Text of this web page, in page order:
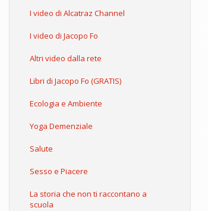
I video di Alcatraz Channel
I video di Jacopo Fo
Altri video dalla rete
Libri di Jacopo Fo (GRATIS)
Ecologia e Ambiente
Yoga Demenziale
Salute
Sesso e Piacere
La storia che non ti raccontano a
scuola